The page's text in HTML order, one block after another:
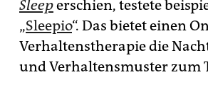
Sleeperschien, testete
„Sleepio“. Das bietet einen
Verhaltenstherapie die
und Verhaltensmuster zum